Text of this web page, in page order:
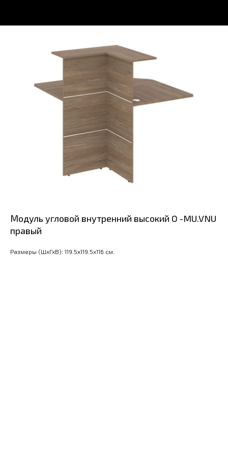
Модуль угловой внутренний высокий O -MU.VNU
правый
Размеры (ШхГхВ): 119.5x119.5x116 см.